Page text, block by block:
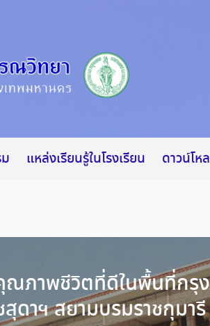
แหล่งเรียนรู้ในโรงเรียน ดาวน์โห
คุณภาพชีวิตที่ดีในพื้นที่กรุ
ดาฯ สยามบรมราชกุมารี